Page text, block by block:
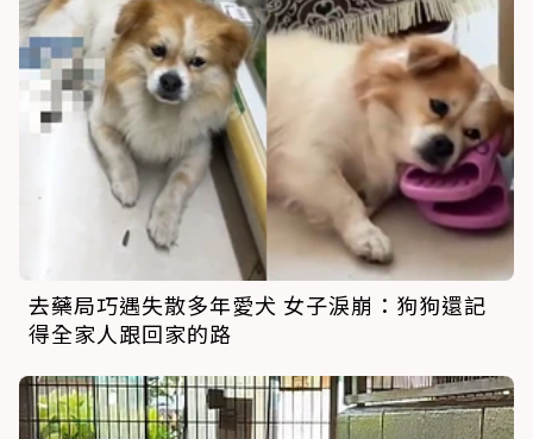
去藥局巧遇失散多年愛犬 女子淚崩：狗狗還記
得全家人跟回家的路